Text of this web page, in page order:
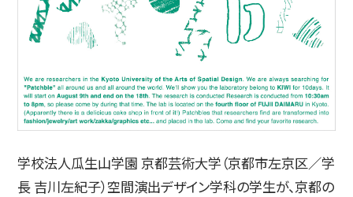
卒業生の方 企業の方
日本 English 한국어
学校法人瓜生山学園 京都芸術大学（京都市左京区／学
長 吉川左紀子）空間演出デザイン学科の学生が、京都の